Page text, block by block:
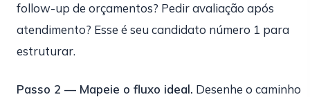
follow-up de orçamentos? Pedir avaliação após
atendimento? Esse é seu candidato número 1 para
estruturar.
Passo 2 — Mapeie o fluxo ideal. Desenhe o caminho